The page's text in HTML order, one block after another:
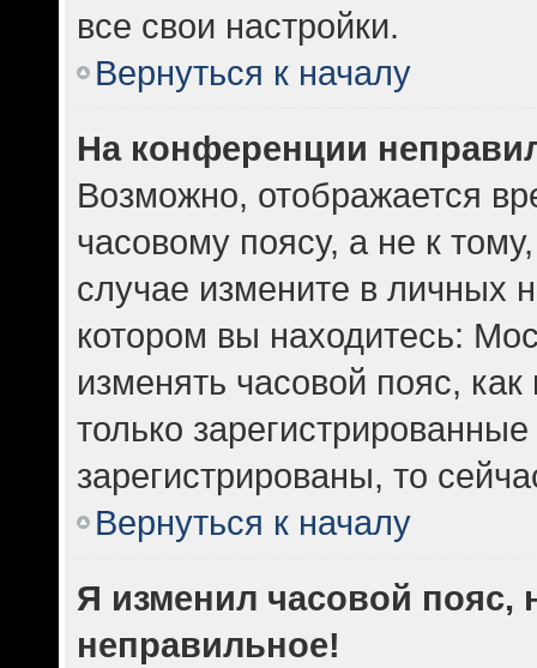
все свои настройки.
Вернуться к началу
На конференции
Возможно, отображается
часовому поясу, а не к
случае измените в личных
котором вы находитесь:
изменять часовой пояс,
только
зарегистрированы, то
Вернуться к началу
Я изменил часовой пояс,
неправильное!